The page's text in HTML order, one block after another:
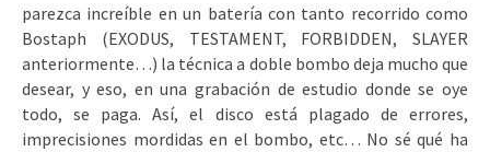
parezca increíble en un batería con tanto recorrido como
Bostaph (EXODUS, TESTAMENT, FORBIDDEN, SLAYER
anteriormente…) la técnica a doble bombo deja mucho que
desear, y eso, en una grabación de estudio donde se oye
todo, se paga. Así, el disco está plagado de errores,
imprecisiones mordidas en el bombo, etc… No sé qué ha